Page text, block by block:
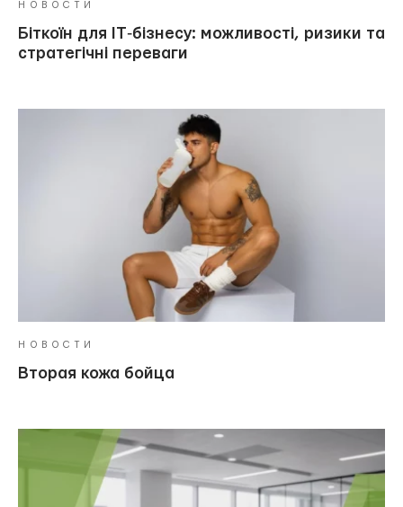
НОВОСТИ
Біткоїн для IT‑бізнесу: можливості, ризики та
стратегічні переваги
НОВОСТИ
Вторая кожа бойца